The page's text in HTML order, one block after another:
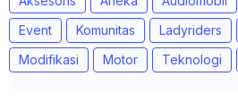
Event
Komunitas Ladyriders
Modifikasi
Motor Teknologi